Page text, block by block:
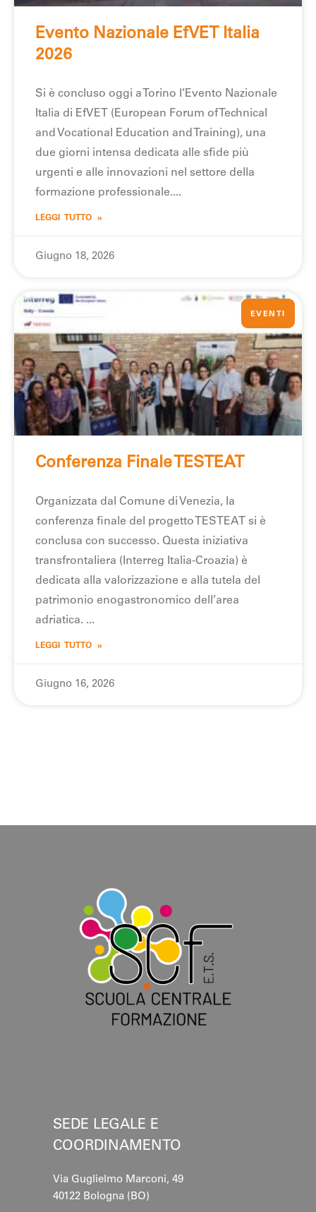
Evento Nazionale EfVET Italia
2026
Si è concluso oggi a Torino l’Evento Nazionale
Italia di EfVET (European Forum of Technical
and Vocational Education and Training), una
due giorni intensa dedicata alle sfide più
urgenti e alle innovazioni nel settore della
formazione professionale.
LEGGI TUTTO »
Giugno 18, 2026
EVENTI
Conferenza Finale TESTEAT
Organizzata dal Comune di Venezia, la
conferenza finale del progetto TESTEAT si è
conclusa con successo. Questa iniziativa
transfrontaliera (Interreg Italia-Croazia) è
dedicata alla valorizzazione e alla tutela del
patrimonio enogastronomico dell’area
adriatica.
LEGGI TUTTO »
Giugno 16, 2026
SEDE LEGALE E
COORDINAMENTO
Via Guglielmo Marconi, 49
40122 Bologna (BO)